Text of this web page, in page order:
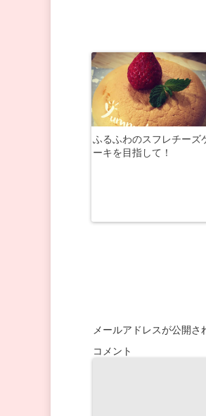
ふるふわのスフレチーズ
ーキを目指して！
メールアドレスが公開さ
コメント